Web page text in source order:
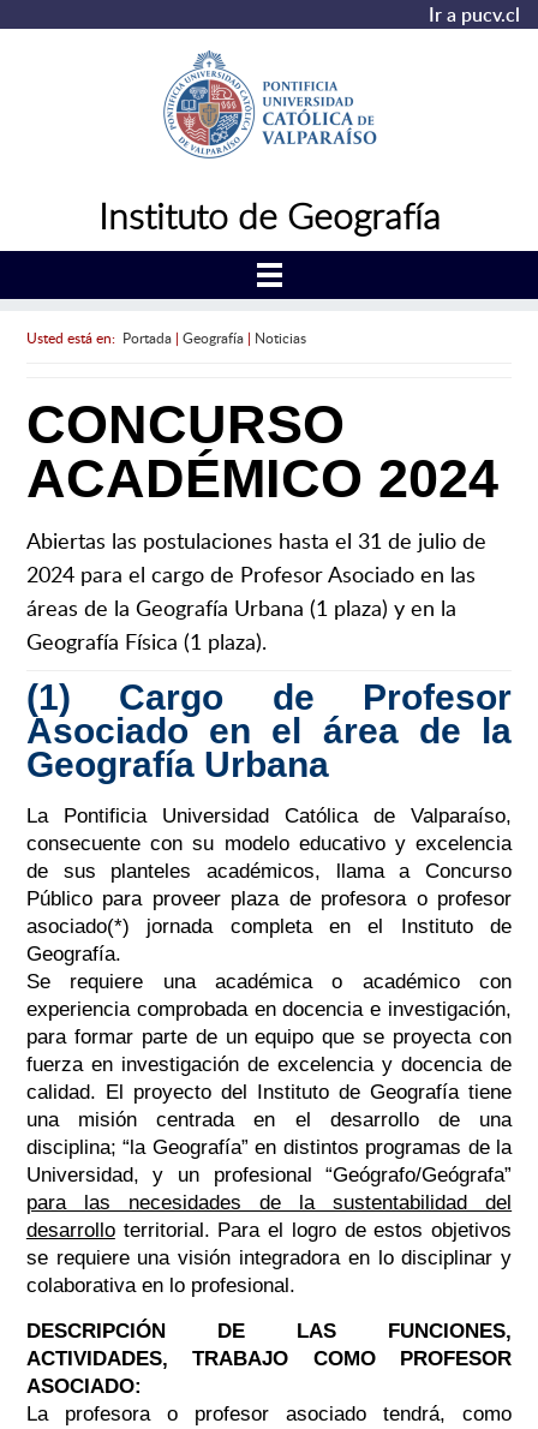
Ir a pucv.cl
Instituto de Geografía
Usted está en: Portada| Geografía| Noticias
CONCURSO
ACADÉMICO 2024
Abiertas las postulaciones hasta el 31 de julio de
2024 para el cargo de Profesor Asociado en las
áreas de la Geografía Urbana (1 plaza) y en la
Geografía Física (1 plaza).
(1) Cargo de Profesor
Asociado en el área de la
Geografía Urbana
La Pontificia Universidad Católica de Valparaíso,
consecuente con su modelo educativo y excelencia
de sus planteles académicos, llama a Concurso
Público para proveer plaza de profesora o profesor
asociado(*) jornada completa en el Instituto de
Geografía.
Se requiere una académica o académico con
experiencia comprobada en docencia e investigación,
para formar parte de un equipo que se proyecta con
fuerza en investigación de excelencia y docencia de
calidad. El proyecto del Instituto de Geografía tiene
una misión centrada en el desarrollo de una
disciplina; “la Geografía” en distintos programas de la
Universidad, y un profesional “Geógrafo/Geógrafa”
para las necesidades de la sustentabilidad del
desarrolloterritorial. Para el logro de estos objetivos
se requiere una visión integradora en lo disciplinar y
colaborativa en lo profesional.
DESCRIPCIÓN DE LAS FUNCIONES,
ACTIVIDADES, TRABAJO COMO PROFESOR
ASOCIADO:
La profesora o profesor asociado tendrá, como